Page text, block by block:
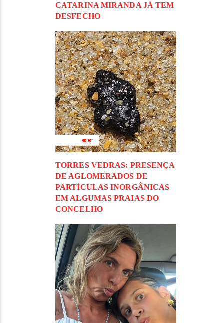
CATARINA MIRANDA JÁ TEM
DESFECHO
TORRES VEDRAS: PRESENÇA
DE AGLOMERADOS DE
PARTÍCULAS INORGÂNICAS
EM ALGUMAS PRAIAS DO
CONCELHO